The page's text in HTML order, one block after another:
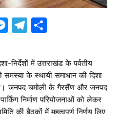
M
s
s
e
n
T
e
gr
a
m
S
ar
e
निर्देशों में उत्तराखंड के पर्वतीय
समस्या के स्थायी समाधान की दिशा
जनपद चमोली के गैरसैंण और जनपद
निर्माण परियोजनाओं को लेकर
की बैठकों में महत्वपूर्ण निर्णय लिए